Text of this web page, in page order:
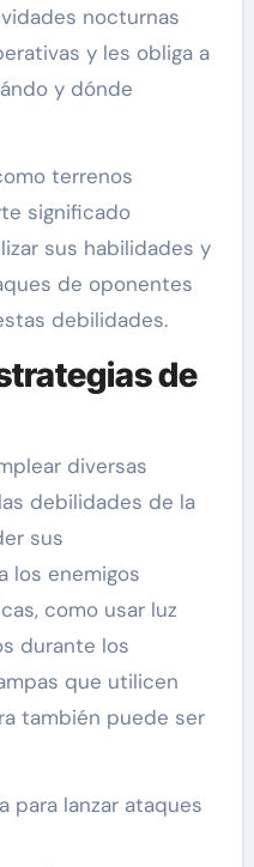
nocturnas
y les obliga a
y dónde
terrenos
significado
sus habilidades y
de oponentes
debilidades.
de
diversas
debilidades de la
sus
los enemigos
como usar luz
durante los
que utilicen
también puede ser
para lanzar ataques